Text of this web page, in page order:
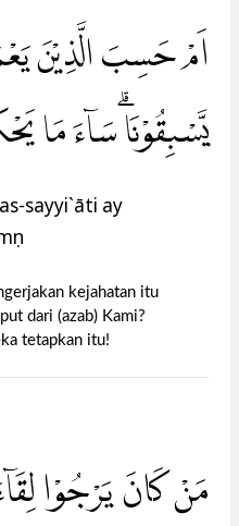
اَمْ حَسِبَ الَّذِيْنَ
يَّسْبِقُوْنَا ۗسَاۤءَ مَا
sayyi`āti ay
kejahatan itu
dari (azab) Kami?
tetapkan itu!
مَنْ كَانَ يَرْجُوْا